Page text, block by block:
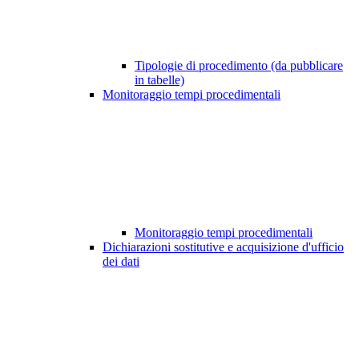
Tipologie di procedimento (da pubblicare
in tabelle)
Monitoraggio tempi procedimentali
Monitoraggio tempi procedimentali
Dichiarazioni sostitutive e acquisizione d'ufficio
dei dati